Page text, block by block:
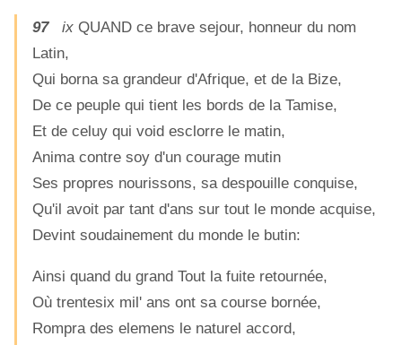
97ix QUAND ce brave sejour, honneur du nom
Latin,
Qui borna sa grandeur d'Afrique, et de la Bize,
De ce peuple qui tient les bords de la Tamise,
Et de celuy qui void esclorre le matin,
Anima contre soy d'un courage mutin
Ses propres nourissons, sa despouille conquise,
Qu'il avoit par tant d'ans sur tout le monde acquise,
Devint soudainement du monde le butin:
Ainsi quand du grand Tout la fuite retournée,
Où trentesix mil' ans ont sa course bornée,
Rompra des elemens le naturel accord,